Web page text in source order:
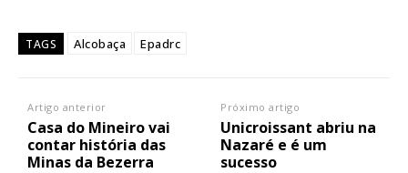
TAGS Alcobaça Epadrc
Artigo anterior
Casa do Mineiro vai
contar história das
Minas da Bezerra
Próximo artigo
Unicroissant abriu na
Nazaré e é um
sucesso